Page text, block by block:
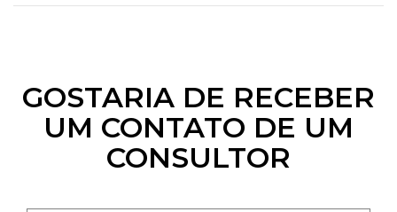
GOSTARIA DE RECEBER
UM CONTATO DE UM
CONSULTOR